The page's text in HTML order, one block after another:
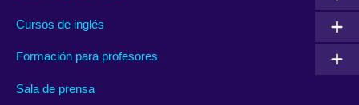
Cursos de inglés
Formación para profesores
Sala de prensa